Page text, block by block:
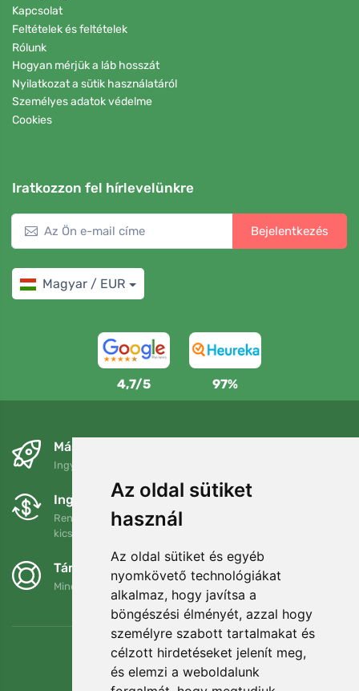
Az oldal sütiket
használ
Az oldal sütiket és egyéb
nyomkövető technológiákat
alkalmaz, hogy javítsa a
böngészési élményét, azzal hogy
személyre szabott tartalmakat és
célzott hirdetéseket jelenít meg,
és elemzi a weboldalunk
Kapcsolat
Feltételek és feltételek
Rólunk
Hogyan mérjük a láb hosszát
Nyilatkozat a sütik használatáról
Személyes adatok védelme
Cookies
Iratkozzon fel hírlevelünkre
Bejelentkezés
Magyar / EUR
4,7/5 97%
Másnapra és ingyenesen
Ingyenes szállítás a következő összeg felett: 80 EUR
Ingyenes csere és visszaküldés
Rendelését 90 napon belül bármikor visszaküldheti vagy
kicserélheti.
Támogatjuk a Trees.org-ot
Minden megrendelésért ültetünk egy fát! Bővebben